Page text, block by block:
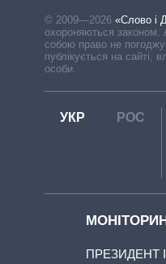
© 2009—2026 «Слово і
охороняються законом.
собою право не
публікується на сайті,
особи.
УКР РОС
ПРЕЗИДЕНТ І